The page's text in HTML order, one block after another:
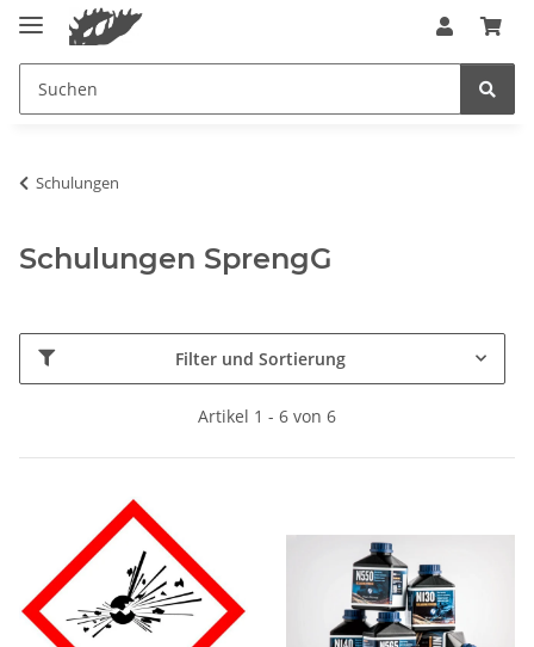
Schulungen
Schulungen SprengG
Filter und Sortierung
Artikel 1 - 6 von 6